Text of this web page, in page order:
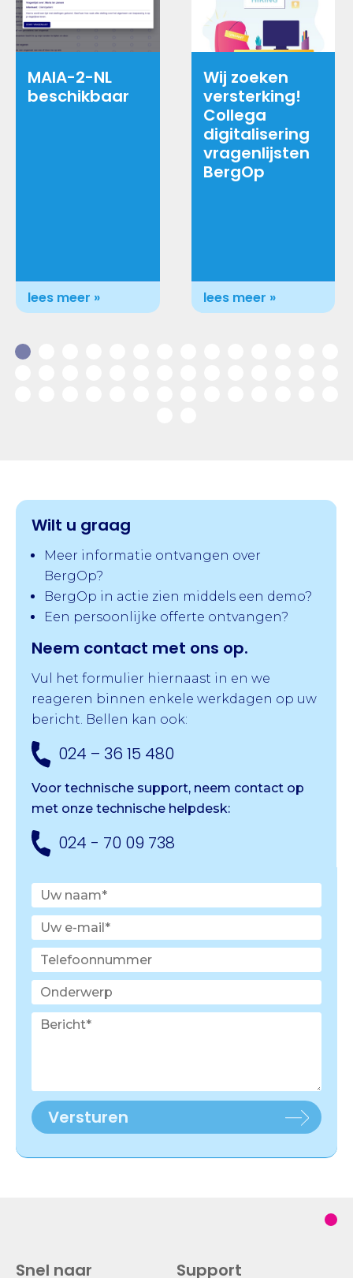
MAIA-2-NL
beschikbaar
lees meer »
Wij zoeken
versterking!
Collega
digitalisering
vragenlijsten
BergOp
lees meer »
Wilt u graag
Meer informatie ontvangen over
BergOp?
BergOp in actie zien middels een demo?
Een persoonlijke offerte ontvangen?
Neem contact met ons op.
Vul het formulier hiernaast in en we
reageren binnen enkele werkdagen op uw
bericht. Bellen kan ook:
024 – 36 15 480
Voor technische support, neem contact op
met onze technische helpdesk:
024 - 70 09 738
Versturen
Snel naar Support